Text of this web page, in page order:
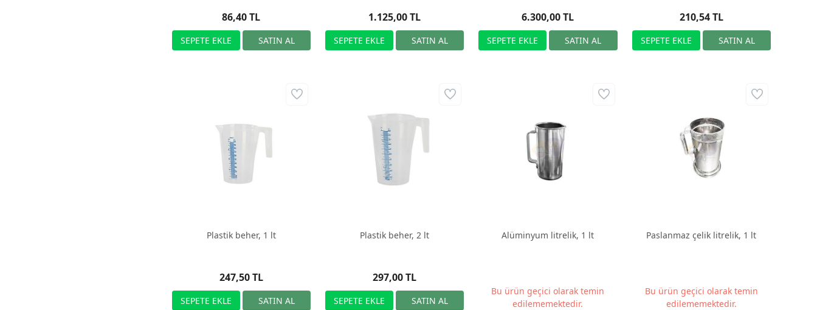
86,40 TL 1.125,00 TL 6.300,00 TL 210,54 TL
Plastik beher, 1 lt
247,50 TL
Plastik beher, 2 lt
297,00 TL
Alüminyum litrelik, 1 lt
Bu ürün geçici olarak temin
edilememektedir.
Paslanmaz çelik litrelik, 1 lt
Bu ürün geçici olarak temin
edilememektedir.